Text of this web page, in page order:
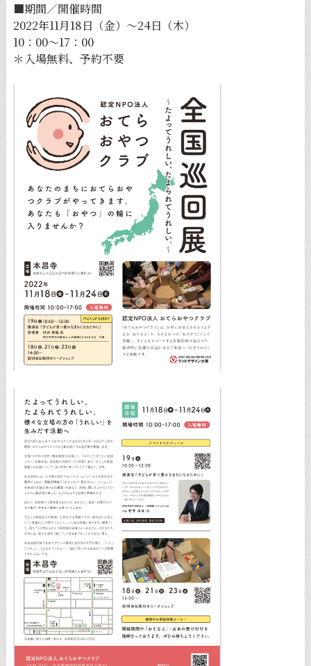
■期間／開催時間
2022年11月18日（金）〜24日（木）
10：00〜17：00
＊入場無料、予約不要